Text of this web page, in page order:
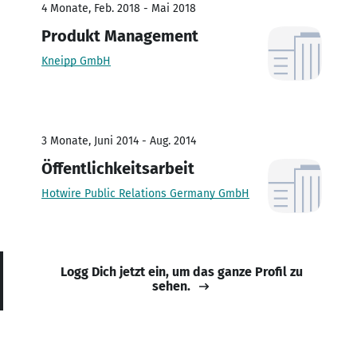
4 Monate, Feb. 2018 - Mai 2018
Produkt Management
Kneipp GmbH
3 Monate, Juni 2014 - Aug. 2014
Öffentlichkeitsarbeit
Hotwire Public Relations Germany GmbH
Logg Dich jetzt ein, um das ganze Profil zu
sehen.